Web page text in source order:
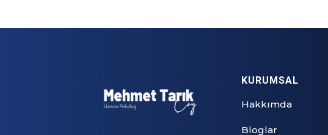
KURUMSAL
Hakkımda
Bloglar